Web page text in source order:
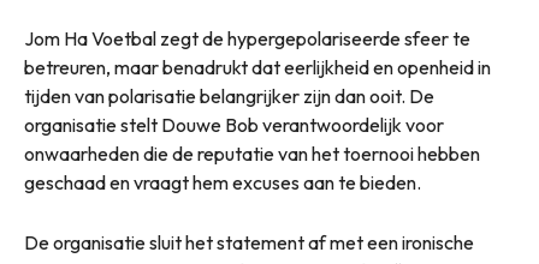
Jom Ha Voetbal zegt de hypergepolariseerde sfeer te
betreuren, maar benadrukt dat eerlijkheid en openheid in
tijden van polarisatie belangrijker zijn dan ooit. De
organisatie stelt Douwe Bob verantwoordelijk voor
onwaarheden die de reputatie van het toernooi hebben
geschaad en vraagt hem excuses aan te bieden.
De organisatie sluit het statement af met een ironische